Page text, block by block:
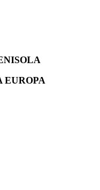
EUROPA